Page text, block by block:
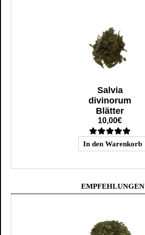
Salvia
divinorum
Blätter
10,00€
EMPFEHLUNGEN